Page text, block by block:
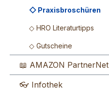
◇ Praxisbroschüren
◇ HRO Literaturtipps
◇ Gutscheine
📖 AMAZON PartnerNet
👓 Infothek